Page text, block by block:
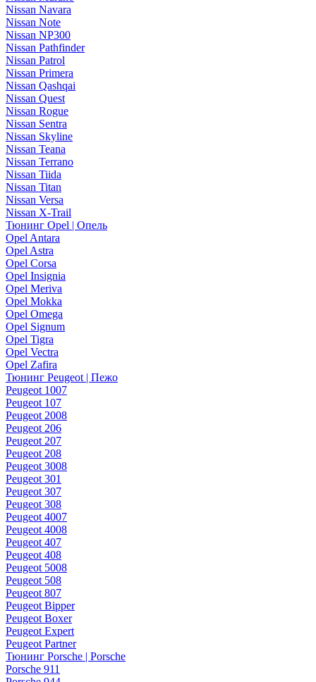
Nissan Navara
Nissan Note
Nissan NP300
Nissan Pathfinder
Nissan Patrol
Nissan Primera
Nissan Qashqai
Nissan Quest
Nissan Rogue
Nissan Sentra
Nissan Skyline
Nissan Teana
Nissan Terrano
Nissan Tiida
Nissan Titan
Nissan Versa
Nissan X-Trail
Тюнинг Opel | Опель
Opel Antara
Opel Astra
Opel Corsa
Opel Insignia
Opel Meriva
Opel Mokka
Opel Omega
Opel Signum
Opel Tigra
Opel Vectra
Opel Zafira
Тюнинг Peugeot | Пежо
Peugeot 1007
Peugeot 107
Peugeot 2008
Peugeot 206
Peugeot 207
Peugeot 208
Peugeot 3008
Peugeot 301
Peugeot 307
Peugeot 308
Peugeot 4007
Peugeot 4008
Peugeot 407
Peugeot 408
Peugeot 5008
Peugeot 508
Peugeot 807
Peugeot Bipper
Peugeot Boxer
Peugeot Expert
Peugeot Partner
Тюнинг Porsche | Porsche
Porsche 911